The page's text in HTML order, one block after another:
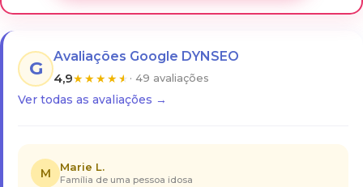
G
Avaliações Google DYNSEO
4,9★★★★★ · 49 avaliações
Ver todas as avaliações →
M Marie L.
Família de uma pessoa idosa